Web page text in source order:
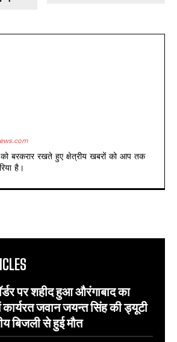
को बरकरार रखते हुए क्षेत्रीय खबरों को आप तक
है।
पर शहीद हुआ औरंगाबाद का
जवान जयन्त सिंह की ड्यूटी
बिजली से हुई मौत